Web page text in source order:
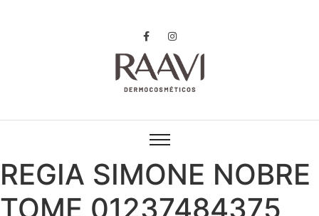
REGIA SIMONE NOBRE
TOME 01237484375